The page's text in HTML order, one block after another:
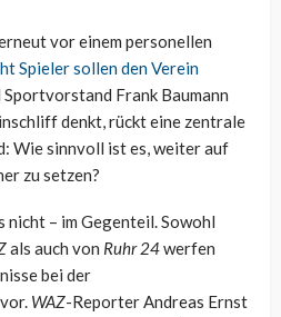
vor einem personellen
Spieler sollen den Verein
Sportvorstand Frank Baumann
denkt, rückt eine zentrale
Wie sinnvoll ist es, weiter auf
zu setzen?
nicht – im Gegenteil. Sowohl
als auch von Ruhr 24werfen
bei der
WAZ-Reporter Andreas Ernst